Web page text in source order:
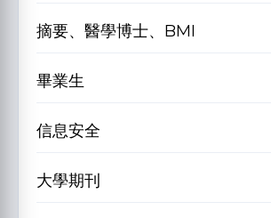
摘要、醫學博士、BMI
畢業生
信息安全
大學期刊